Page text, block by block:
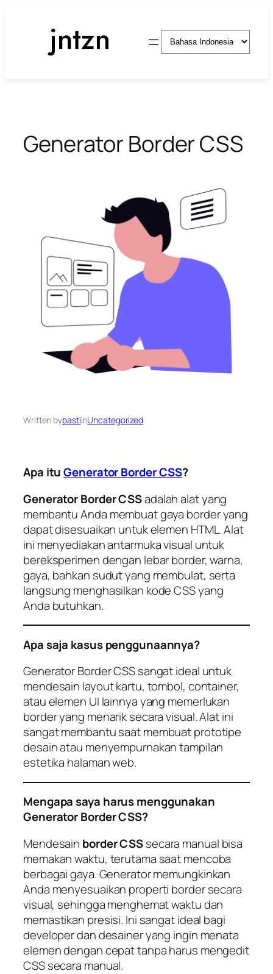
Pilih
sebuah
Generator Border CSS
Written bybastiinUncategorized
Apa ituGenerator Border CSS?
Generator Border CSSadalah alat yang
membantu Anda membuat gaya border yang
dapat disesuaikan untuk elemen HTML. Alat
ini menyediakan antarmuka visual untuk
bereksperimen dengan lebar border, warna,
gaya, bahkan sudut yang membulat, serta
langsung menghasilkan kode CSS yang
Anda butuhkan.
Apa saja kasus penggunaannya?
Generator Border CSS sangat ideal untuk
mendesain layout kartu, tombol, container,
atau elemen UI lainnya yang memerlukan
border yang menarik secara visual. Alat ini
sangat membantu saat membuat prototipe
desain atau menyempurnakan tampilan
estetika halaman web.
Mengapa saya harus menggunakan
Generator Border CSS?
Mendesain border CSSsecara manual bisa
memakan waktu, terutama saat mencoba
berbagai gaya. Generator memungkinkan
Anda menyesuaikan properti border secara
visual, sehingga menghemat waktu dan
memastikan presisi. Ini sangat ideal bagi
developer dan desainer yang ingin menata
elemen dengan cepat tanpa harus mengedit
CSS secara manual.